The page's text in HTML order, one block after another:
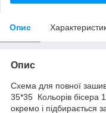
Опис
Опис
Схема для повної
35*35 Кольорів бісера
окремо і підбирається